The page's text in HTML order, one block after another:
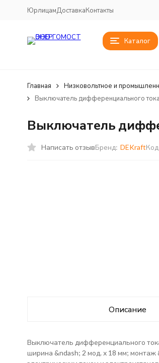
ЮрлицамДоставкаКонтакты
Каталог
Главная Низковольтное и
Выключатель дифференциального
Выключатель
Написать отзывБренд: DEKraft
Описание
Выключатель дифференциального
ширина &ndash; 2 мод. х 18 мм; монтаж